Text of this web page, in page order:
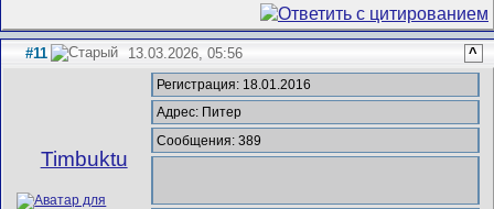
#11 13.03.2026, 05:56 ^
Timbuktu
Регистрация: 18.01.2016
Адрес: Питер
Сообщения: 389